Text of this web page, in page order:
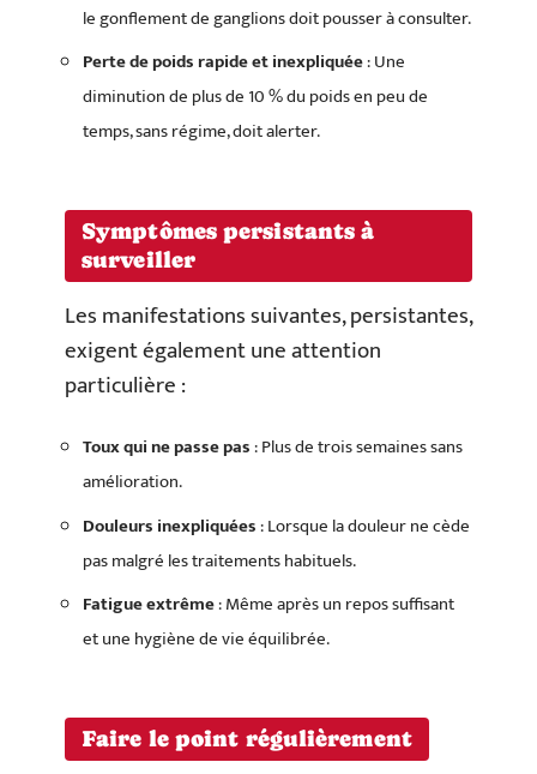
le gonflement de ganglions doit pousser à consulter.
Perte de poids rapide et inexpliquée: Une
diminution de plus de 10 % du poids en peu de
temps, sans régime, doit alerter.
Symptômes persistants à
surveiller
Les manifestations suivantes, persistantes,
exigent également une attention
particulière :
Toux qui ne passe pas: Plus de trois semaines sans
amélioration.
Douleurs inexpliquées: Lorsque la douleur ne cède
pas malgré les traitements habituels.
Fatigue extrême: Même après un repos suffisant
et une hygiène de vie équilibrée.
Faire le point régulièrement